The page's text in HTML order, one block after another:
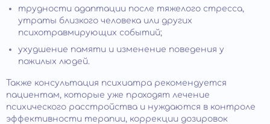
трудности адаптации после тяжелого стресса,
утраты близкого человека или других
психотравмирующих событий;
ухудшение памяти и изменение поведения у
пожилых людей.
Также консультация психиатра рекомендуется
пациентам, которые уже проходят лечение
психического расстройства и нуждаются в контроле
эффективности терапии, коррекции дозировок